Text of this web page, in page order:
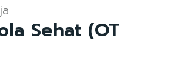
Sehat (OT